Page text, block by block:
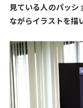
見ている人のパッ
ながらイラストを描